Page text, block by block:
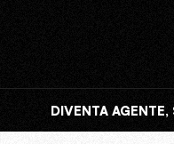
DIVENTA